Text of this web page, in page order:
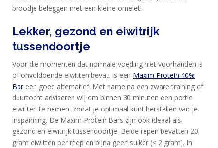
broodje beleggen met een kleine omelet!
Lekker, gezond en eiwitrijk
tussendoortje
Voor die momenten dat normale voeding niet voorhanden is
of onvoldoende eiwitten bevat, is een Maxim Protein 40%
Bareen goed alternatief. Met name na een zware training of
duurtocht adviseren wij om binnen 30 minuten een portie
eiwitten te nemen, zodat je optimaal kunt herstellen van je
inspanning. De Maxim Protein Bars zijn ook ideaal als
gezond en eiwitrijk tussendoortje. Beide repen bevatten 20
gram eiwitten per reep en bijna geen suiker (< 2 gram). In